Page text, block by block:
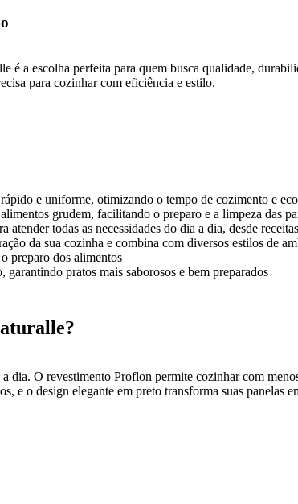
a escolha perfeita para quem busca qualidade,
para cozinhar com eficiência e estilo.
e uniforme, otimizando o tempo de cozimento e
grudem, facilitando o preparo e a limpeza das
atender todas as necessidades do dia a dia, desde
da sua cozinha e combina com diversos estilos de
preparo dos alimentos
pratos mais saborosos e bem preparados
O revestimento Proflon permite cozinhar com
e o design elegante em preto transforma suas panelas